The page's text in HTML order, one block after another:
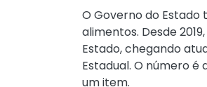
O Governo do
alimentos. Desde
Estado, chegando
Estadual. O número
um item.